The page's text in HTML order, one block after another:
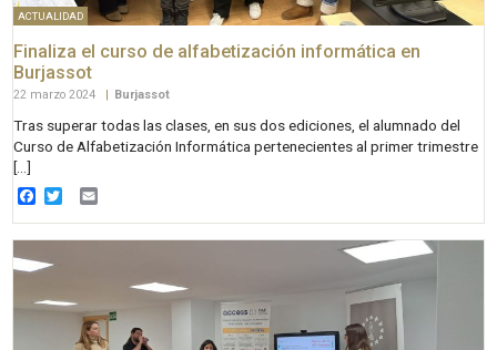
ACTUALIDAD
Finaliza el curso de alfabetización informática en
Burjassot
22 marzo 2024 Burjassot
Tras superar todas las clases, en sus dos ediciones, el alumnado del
Curso de Alfabetización Informática pertenecientes al primer trimestre
[…]
Facebook
Twitter